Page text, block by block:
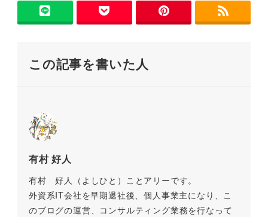
b
o
k
Li
n
この記事を書いた人
有村 好人
有村 好人（よしひと）ことアリーです。
外資系IT会社を早期退社後、個人事業主になり、こ
のブログの運営、コンサルティング業務を行なって